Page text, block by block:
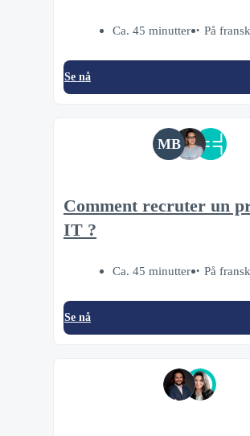
Ca. 45 minutter På fransk
Se nå
MB
Comment recruter un
IT ?
Ca. 45 minutter På fransk
Se nå